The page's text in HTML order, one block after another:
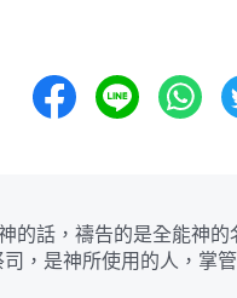
話，禱告的是全能神
，是神所使用的人，掌